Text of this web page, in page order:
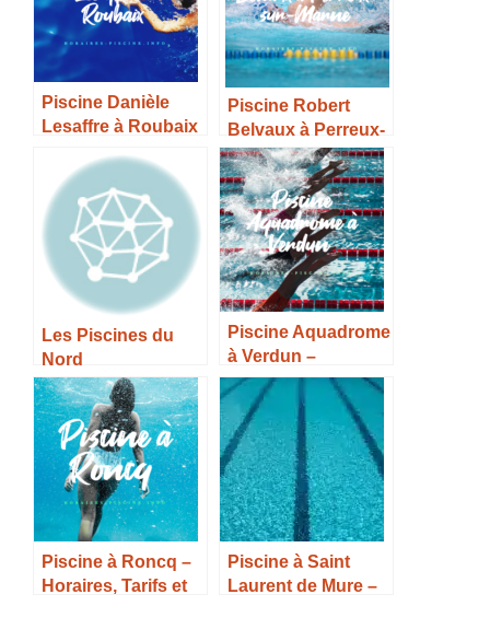
Piscine Danièle
Lesaffre à Roubaix
Infos –
Piscine Robert
Belvaux à Perreux-
sur-Marne –
Horaires, Tarifs et
Infos –
Les Piscines du
Nord
Piscine Aquadrome
à Verdun –
Horaires, Tarifs et
Infos –
Piscine à Roncq –
Horaires, Tarifs et
Piscine à Saint
Laurent de Mure –